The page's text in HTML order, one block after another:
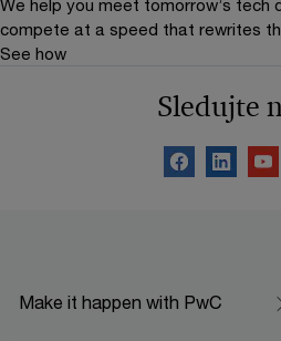
We help you meet tomorrow’s tech
compete at a speed that rewrites
See how
Sledujte
Make it happen with PwC